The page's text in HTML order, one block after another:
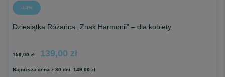
-13%
Dziesiątka Różańca „Znak Harmonii” – dla kobiety
159,00 zł 139,00 zł
Najniższa cena z 30 dni: 149,00 zł